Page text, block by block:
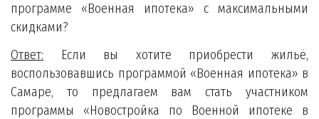
программе «Военная ипотека» с максимальными
скидками?
Ответ: Если вы хотите приобрести жильё,
воспользовавшись программой «Военная ипотека» в
Самаре, то предлагаем вам стать участником
программы «Новостройка по Военной ипотеке в